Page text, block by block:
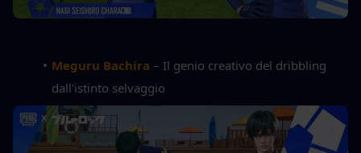
Meguru Bachira – Il genio creativo del dribbling
dall'istinto selvaggio